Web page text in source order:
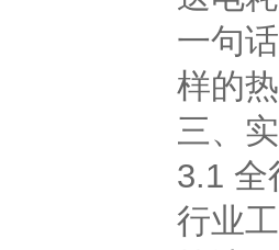
一句
样的
三、
3.1 全
行业